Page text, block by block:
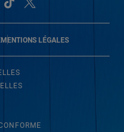
MENTIONS LÉGALES